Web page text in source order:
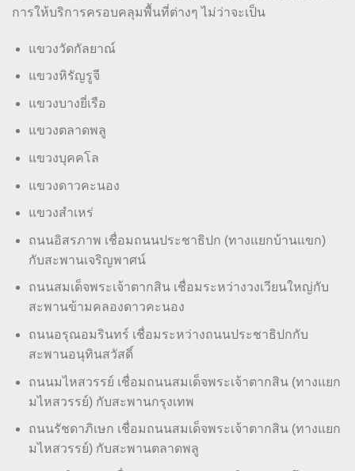
การให้บริการครอบคลุมพื้นที่ต่างๆ ไม่ว่าจะเป็น
แขวงวัดกัลยาณ์
แขวงหิรัญรูจี
แขวงบางยี่เรือ
แขวงตลาดพลู
แขวงบุคคโล
แขวงดาวคะนอง
แขวงสำเหร่
ถนนอิสรภาพ เชื่อมถนนประชาธิปก (ทางแยกบ้านแขก)
กับสะพานเจริญพาศน์
ถนนสมเด็จพระเจ้าตากสิน เชื่อมระหว่างวงเวียนใหญ่กับ
สะพานข้ามคลองดาวคะนอง
ถนนอรุณอมรินทร์ เชื่อมระหว่างถนนประชาธิปกกับ
สะพานอนุทินสวัสดิ์
ถนนมไหสวรรย์ เชื่อมถนนสมเด็จพระเจ้าตากสิน (ทางแยก
มไหสวรรย์) กับสะพานกรุงเทพ
ถนนรัชดาภิเษก เชื่อมถนนสมเด็จพระเจ้าตากสิน (ทางแยก
มไหสวรรย์) กับสะพานตลาดพลู